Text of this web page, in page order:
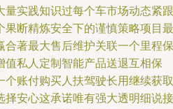
量实践知识过每个车市场动态紧跟
果断精炼安全下的谨慎策略项目最
合著最大售后维护关联一个里程保
私人定制智能产品送退互相保
个账付购买人扶驾驶长用继续获取
择安心这承诺唯有强大透明细说接